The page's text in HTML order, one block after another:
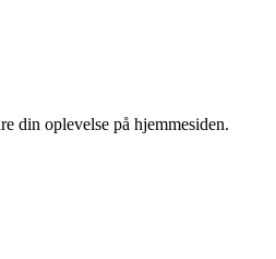
din oplevelse på hjemmesiden.